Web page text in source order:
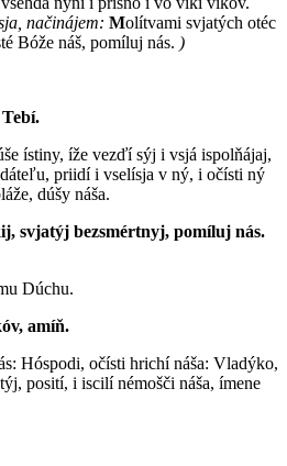
načinájem: Molítvami svjatých otéc
Bóže náš, pomíluj nás. )
ístiny, íže vezďí sýj i vsjá ispolňájaj,
priidí i vselísja v ný, i očísti ný
dúšy náša.
svjatýj bezsmértnyj, pomíluj nás.
Dúchu.
amíň.
Hóspodi, očísti hrichí náša: Vladýko,
posití, i iscilí némošči náša, ímene